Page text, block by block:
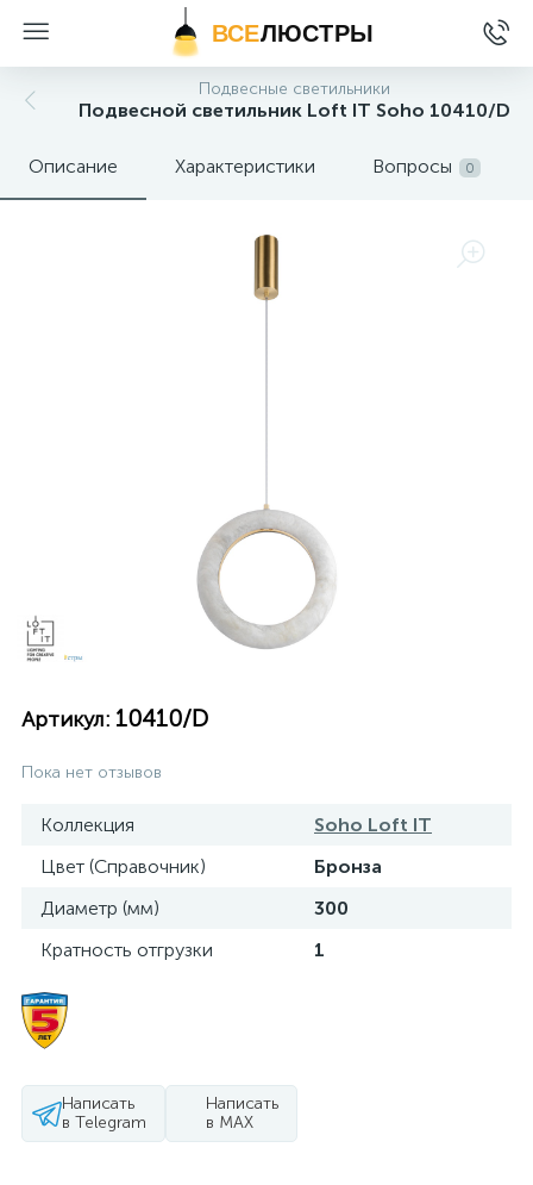
ВСЕЛЮСТРЫ
Подвесные светильники
Подвесной светильник Loft IT Soho 10410/D
Описание Характеристики Вопросы 0
Артикул: 10410/D
Пока нет отзывов
Коллекция
Soho Loft IT
Цвет (Справочник)
Бронза
Диаметр (мм)
300
Кратность отгрузки
1
Написать
в Telegram
Написать
в MAX